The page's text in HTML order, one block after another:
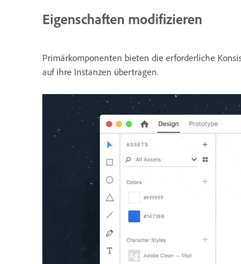
Eigenschaften modifizieren
Primärkomponenten bieten die erforderliche
auf ihre Instanzen übertragen.